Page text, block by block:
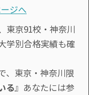
ジへ
東京91校・神奈川
学別合格実績も確
、東京・神奈川限
る』あなたには参